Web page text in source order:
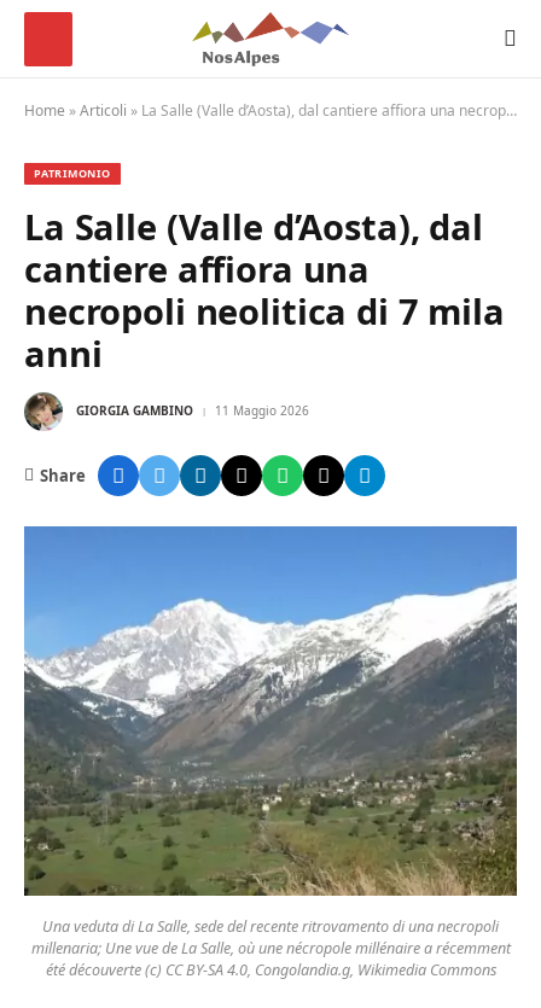
Home »Articoli » La Salle (Valle d’Aosta), dal cantiere affiora una necropoli neolitica di 7 mila anni
PATRIMONIO
La Salle (Valle d’Aosta), dal
cantiere affiora una
necropoli neolitica di 7 mila
anni
GIORGIA GAMBINO 11 Maggio 2026
Share
Una veduta di La Salle, sede del recente ritrovamento di una necropoli
millenaria; Une vue de La Salle, où une nécropole millénaire a récemment
été découverte (c) CC BY-SA 4.0, Congolandia.g, Wikimedia Commons